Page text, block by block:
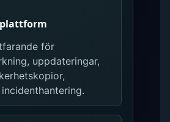
för
uppdateringar,